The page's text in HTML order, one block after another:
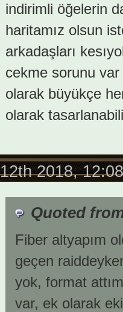
indirimli öğelerin
haritamız olsun
arkadaşları
cekme sorunu var
olarak büyükçe
olarak
2018,
Quoted
Fiber altyapım
geçen
yok, format
var, ek olarak